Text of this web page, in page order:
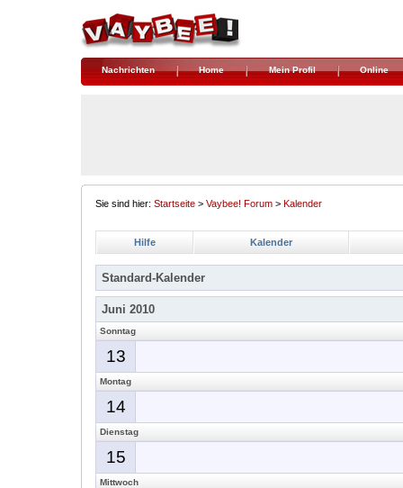
Nachrichten Home Mein Profil Online
Sie sind hier: Startseite > Vaybee! Forum > Kalender
Hilfe Kalender
Standard-Kalender
Juni 2010
Sonntag
13
Montag
14
Dienstag
15
Mittwoch